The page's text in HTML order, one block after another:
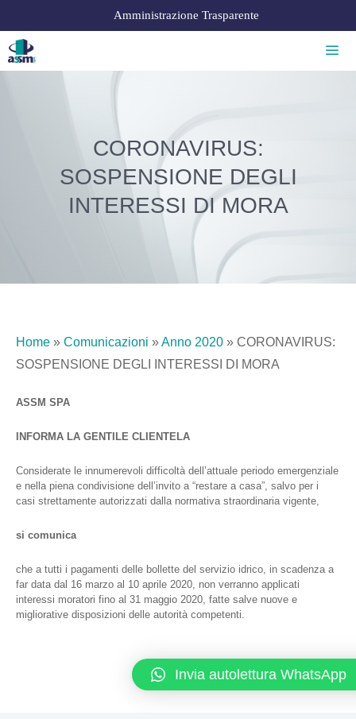
Amministrazione Trasparente
CORONAVIRUS:
SOSPENSIONE DEGLI
INTERESSI DI MORA
Home » Comunicazioni »Anno 2020 » CORONAVIRUS:
SOSPENSIONE DEGLI INTERESSI DI MORA
ASSM SPA
INFORMA LA GENTILE CLIENTELA
Considerate le innumerevoli difficoltà dell’attuale periodo emergenziale
e nella piena condivisione dell’invito a “restare a casa”, salvo per i
casi strettamente autorizzati dalla normativa straordinaria vigente,
si comunica
che a tutti i pagamenti delle bollette del servizio idrico, in scadenza a
far data dal 16 marzo al 10 aprile 2020, non verranno applicati
interessi moratori fino al 31 maggio 2020, fatte salve nuove e
migliorative disposizioni delle autorità competenti.
Invia autolettura WhatsApp